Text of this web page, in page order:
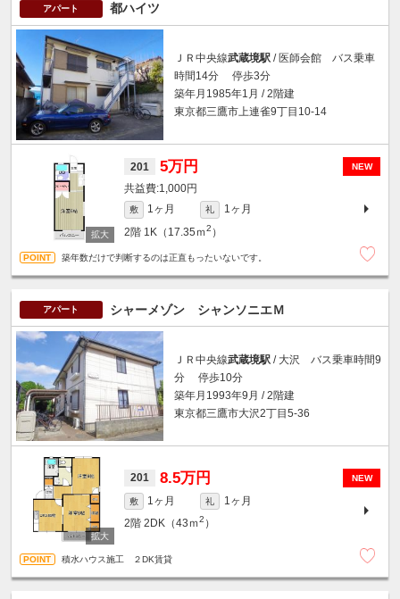
アパート 都ハイツ
ＪＲ中央線武蔵境駅 / 医師会館 バス乗車
時間14分 停歩3分
築年月1985年1月 / 2階建
東京都三鷹市上連雀9丁目10-14
NEW
201 5万円
1,000円
敷 1ヶ月 礼
1ヶ月
2階 1K（17.35ｍ2 ）
築年数だけで判断するのは正直もったいないです。
アパート シャーメゾン シャンソニエＭ
ＪＲ中央線武蔵境駅 / 大沢 バス乗車時間9
分 停歩10分
築年月1993年9月 / 2階建
東京都三鷹市大沢2丁目5-36
NEW
201 8.5万円
敷 1ヶ月 礼
1ヶ月
2階 2DK（43ｍ2 ）
積水ハウス施工 ２DK賃貸